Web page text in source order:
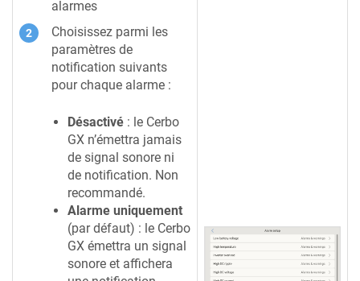
alarmes
Choisissez parmi les
paramètres de
notification suivants
pour chaque alarme :
Désactivé : le Cerbo
GX n’émettra jamais
de signal sonore ni
de notification. Non
recommandé.
Alarme uniquement
(par défaut) : le Cerbo
GX émettra un signal
sonore et affichera